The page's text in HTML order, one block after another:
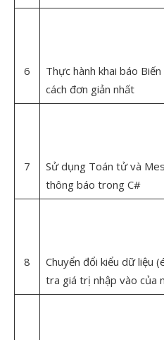
6
Thực hành khai báo
cách đơn giản nhất
7
Sử dụng Toán tử và
thông báo trong C#
8
Chuyển đổi kiểu dữ liệu
tra giá trị nhập vào của